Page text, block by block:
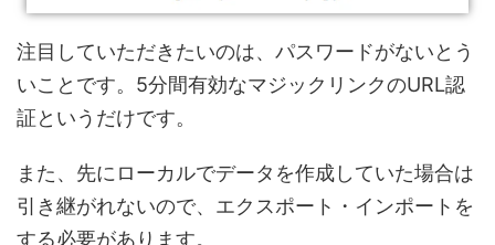
注目していただきたいのは、パスワードがないとう
いことです。5分間有効なマジックリンクのURL認
証というだけです。
また、先にローカルでデータを作成していた場合は
引き継がれないので、エクスポート・インポートを
する必要があります。